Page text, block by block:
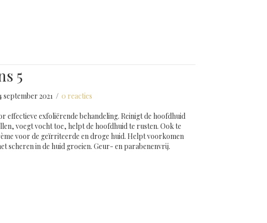
5
september 2021 / 0 reacties
effectieve exfoliërende behandeling. Reinigt de hoofdhuid
voegt vocht toe, helpt de hoofdhuid te rusten. Ook te
voor de geïrriteerde en droge huid. Helpt voorkomen
scheren in de huid groeien. Geur- en parabenenvrij.